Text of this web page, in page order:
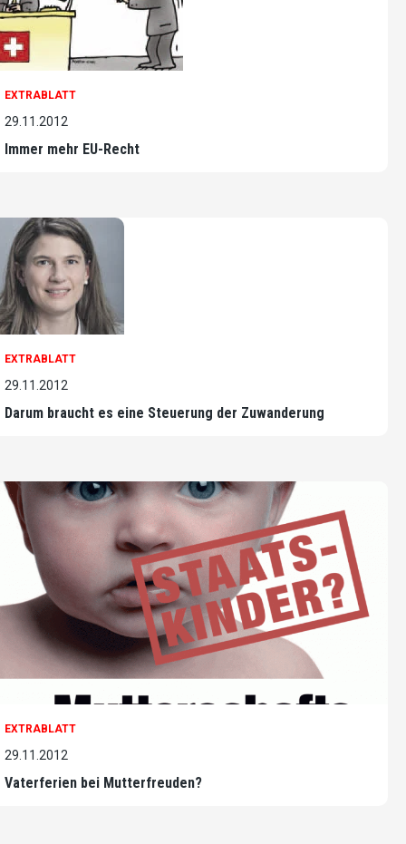
EXTRABLATT
29.11.2012
Immer mehr EU-Recht
EXTRABLATT
29.11.2012
Darum braucht es eine Steuerung der Zuwanderung
EXTRABLATT
29.11.2012
Vaterferien bei Mutterfreuden?